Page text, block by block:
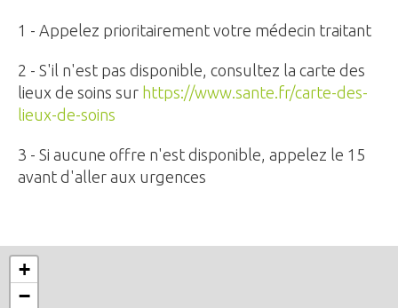
1 - Appelez prioritairement votre médecin traitant
2 - S'il n'est pas disponible, consultez la carte des
lieux de soins sur https://www.sante.fr/carte-des-
lieux-de-soins
3 - Si aucune offre n'est disponible, appelez le 15
avant d'aller aux urgences
+
−